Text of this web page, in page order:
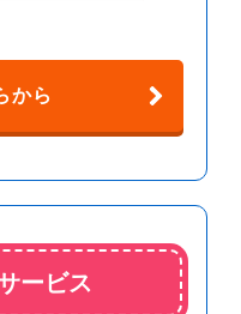
から
ービス